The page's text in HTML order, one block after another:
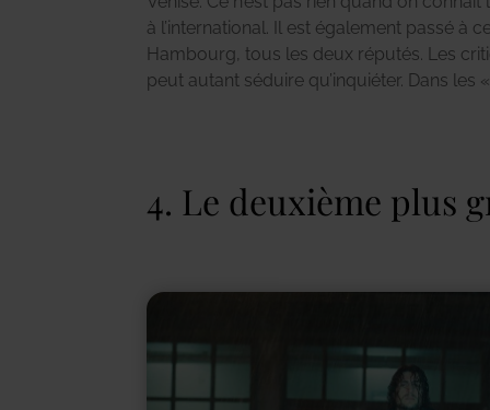
à l’international. Il est également passé à
Hambourg, tous les deux réputés. Les
peut autant séduire qu’inquiéter. Dans les
4. Le deuxième plus